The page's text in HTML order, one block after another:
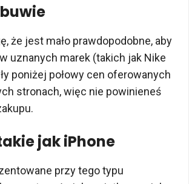
że jest mało prawdopodobne, aby
uznanych marek (takich jak Nike
poniżej połowy cen oferowanych
stronach, więc nie powinieneś
jak iPhone
przy tego typu